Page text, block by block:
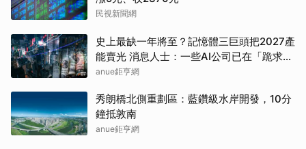
民視新聞網
史上最缺一年將至？記憶體三巨頭把2027產
能賣光 消息人士：一些AI公司已在「跪求晶
片」
anue鉅亨網
秀朗橋北側重劃區：藍鑽級水岸開發，10分
鐘抵敦南
anue鉅亨網